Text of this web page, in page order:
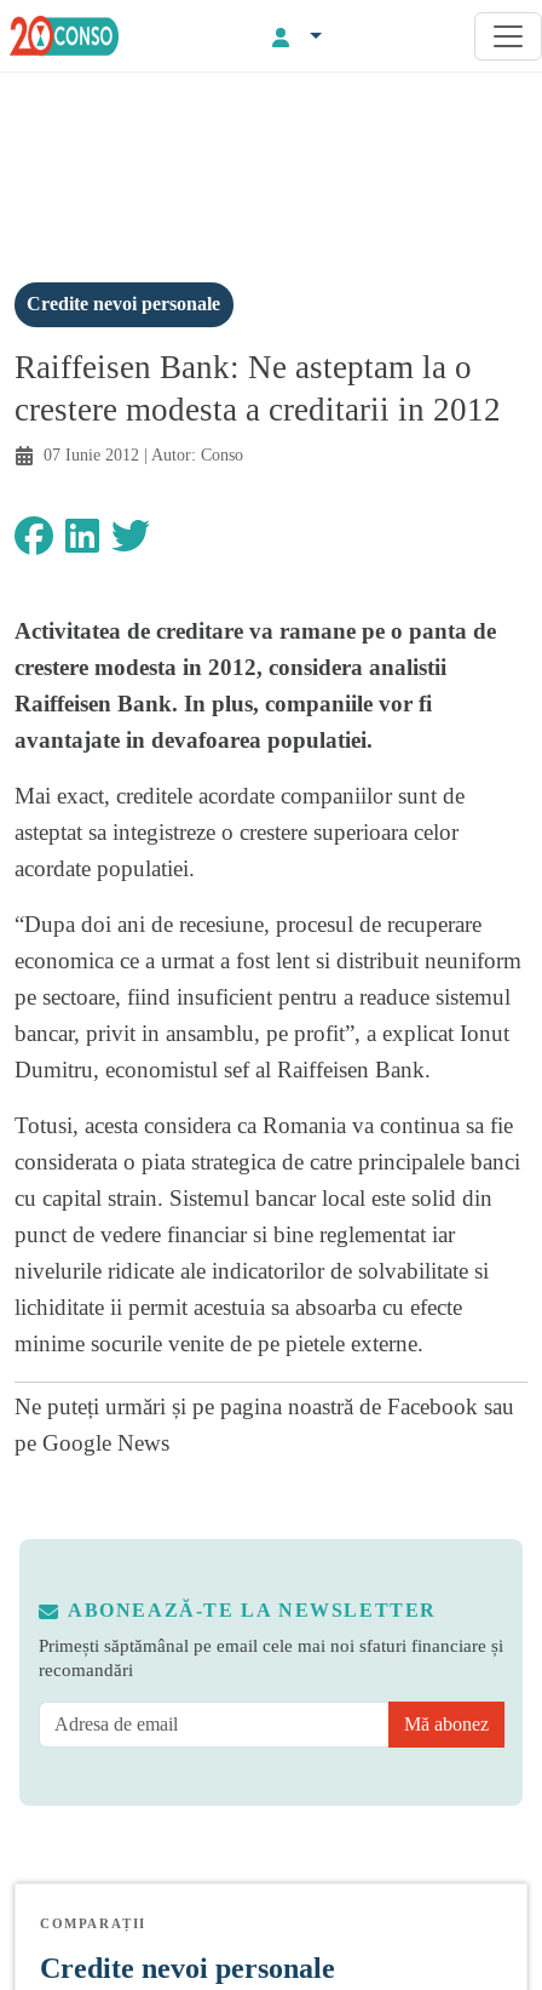
Credite nevoi personale
Raiffeisen Bank: Ne asteptam la o
crestere modesta a creditarii in 2012
07 Iunie 2012 | Autor: Conso
Activitatea de creditare va ramane pe o panta de
crestere modesta in 2012, considera analistii
Raiffeisen Bank. In plus, companiile vor fi
avantajate in devafoarea populatiei.
Mai exact, creditele acordate companiilor sunt de
asteptat sa integistreze o crestere superioara celor
acordate populatiei.
“Dupa doi ani de recesiune, procesul de recuperare
economica ce a urmat a fost lent si distribuit neuniform
pe sectoare, fiind insuficient pentru a readuce sistemul
bancar, privit in ansamblu, pe profit”, a explicat Ionut
Dumitru, economistul sef al Raiffeisen Bank.
Totusi, acesta considera ca Romania va continua sa fie
considerata o piata strategica de catre principalele banci
cu capital strain. Sistemul bancar local este solid din
punct de vedere financiar si bine reglementat iar
nivelurile ridicate ale indicatorilor de solvabilitate si
lichiditate ii permit acestuia sa absoarba cu efecte
minime socurile venite de pe pietele externe.
Ne puteți urmări și pe pagina noastră de Facebook sau
pe Google News
ABONEAZĂ-TE LA NEWSLETTER
Primești săptămânal pe email cele mai noi sfaturi financiare și
recomandări
Mă abonez
COMPARAȚII
Credite nevoi personale